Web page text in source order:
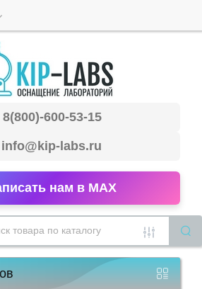
8(800)-600-53-15
info@kip-labs.ru
нам в MAX